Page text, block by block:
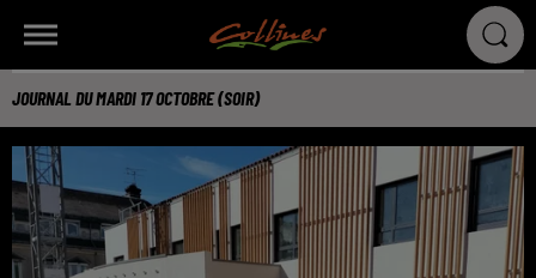
JOURNAL DU MARDI 17 OCTOBRE (SOIR)